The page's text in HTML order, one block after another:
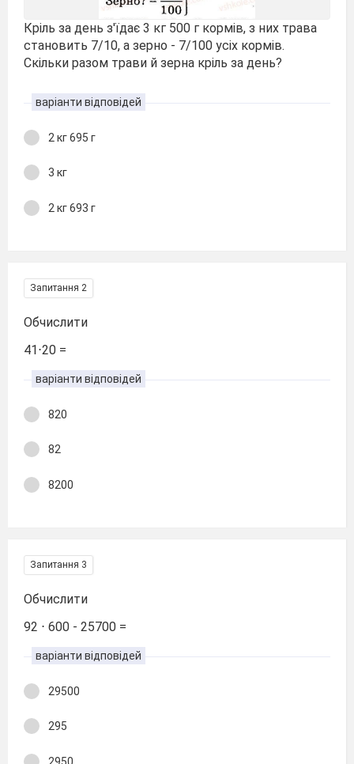
Кріль за день з'їдає 3 кг 500 г кормів, з них трава
становить 7/10, а зерно - 7/100 усіх кормів.
Скільки разом трави й зерна кріль за день?
варіанти відповідей
2 кг 695 г
3 кг
2 кг 693 г
Запитання 2
Обчислити
41⋅20 =
варіанти відповідей
820
82
8200
Запитання 3
Обчислити
92 ⋅ 600 - 25700 =
варіанти відповідей
29500
295
2950